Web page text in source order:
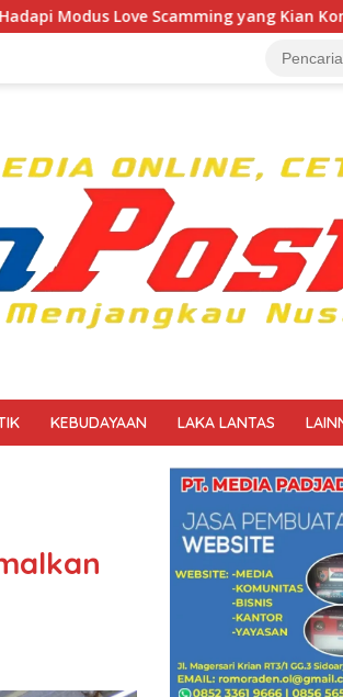
yang Kian Kompleks Polri
KEBUDAYAAN LAKA LANTAS